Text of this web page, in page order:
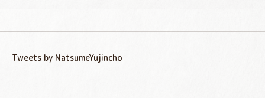
Tweets by NatsumeYujincho